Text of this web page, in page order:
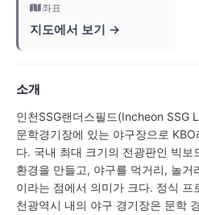
좌표
지도에서 보기 →
소개
인천SSG랜더스필드(Incheon SSG
문학경기장에 있는 야구장으로
다. 국내 최대 크기의 전광판인 빅
환경을 만들고, 야구를 먹거리, 놀
이라는 점에서 의미가 크다. 정식 프
천광역시 내의 야구 경기장은 문학